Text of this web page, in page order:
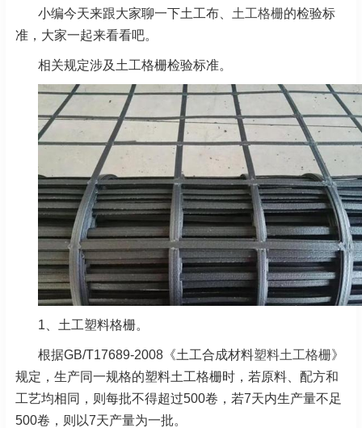
小编今天来跟大家聊一下土工布、 土工格栅的检验标
准，大家一起来看看吧。
相关规定涉及土工格栅检验标准。
1、土工塑料格栅。
根据GB/T17689-2008《土工合成材料塑料土工格栅》
规定，生产同一规格的塑料土工格栅时，若原料、配方和
工艺均相同，则每批不得超过500卷，若7天内生产量不足
500卷，则以7天产量为一批。